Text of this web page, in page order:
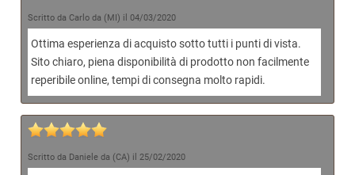
Scritto da Carlo da (MI) il 04/03/2020
Ottima esperienza di acquisto sotto tutti i punti di vista.
Sito chiaro, piena disponibilità di prodotto non facilmente
reperibile online, tempi di consegna molto rapidi.
Scritto da Daniele da (CA) il 25/02/2020